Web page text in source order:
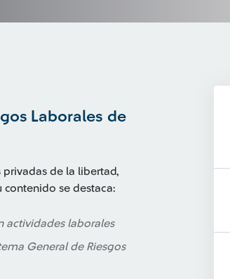
Laborales de
de la libertad,
contenido se destaca:
actividades laborales
General de Riesgos